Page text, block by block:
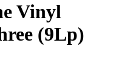
Vinyl
(9Lp)